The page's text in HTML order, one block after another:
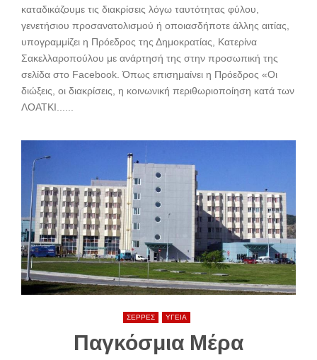
καταδικάζουμε τις διακρίσεις λόγω ταυτότητας φύλου,
γενετήσιου προσανατολισμού ή οποιασδήποτε άλλης αιτίας,
υπογραμμίζει η Πρόεδρος της Δημοκρατίας, Κατερίνα
Σακελλαροπούλου με ανάρτησή της στην προσωπική της
σελίδα στο Facebook. Όπως επισημαίνει η Πρόεδρος «Οι
διώξεις, οι διακρίσεις, η κοινωνική περιθωριοποίηση κατά των
ΛΟΑΤΚΙ......
ΣΕΡΡΕΣ ΥΓΕΙΑ
Παγκόσμια Μέρα